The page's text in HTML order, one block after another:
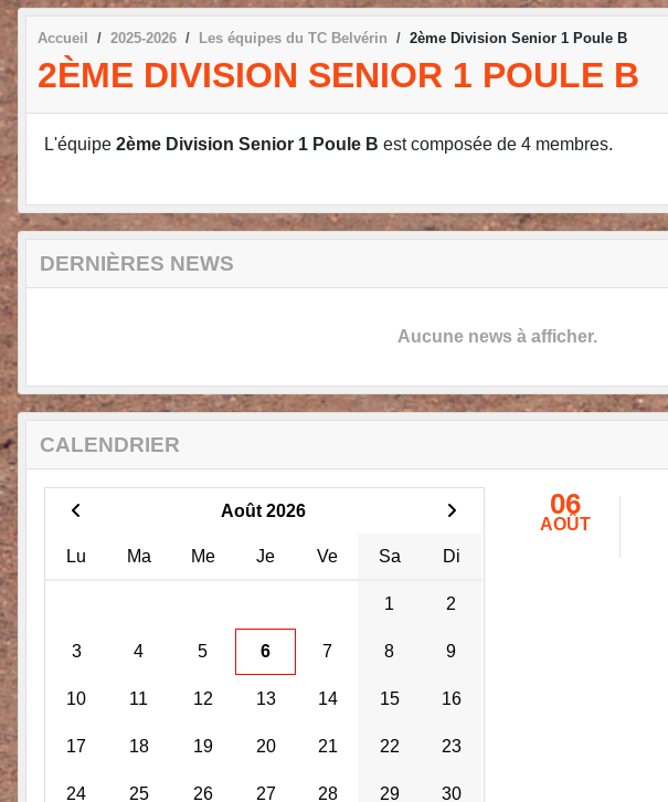
Accueil 2025-2026 Les équipes du TC Belvérin 2ème Division Senior 1 Poule B
2ÈME DIVISION SENIOR 1 POULE B
L'équipe 2ème Division Senior 1 Poule B est composée de 4 membres.
DERNIÈRES NEWS
Aucune news à afficher.
CALENDRIER
Août 2026
Lu Ma Me Je Ve Sa Di
1 2
3 4 5 6 7 8 9
10 11 12 13 14 15 16
17 18 19 20 21 22 23
24 25 26 27 28 29 30
06
AOÛT